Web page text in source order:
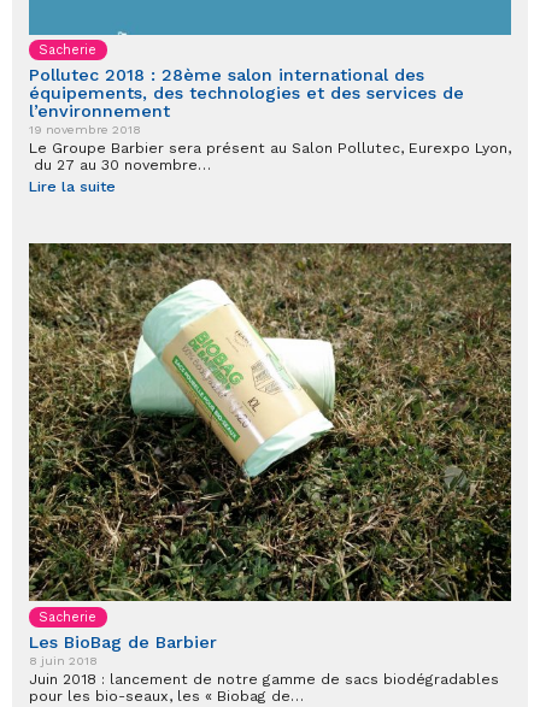
Sacherie
Pollutec 2018 : 28ème salon international des
équipements, des technologies et des services de
l’environnement
19 novembre 2018
Le Groupe Barbier sera présent au Salon Pollutec, Eurexpo Lyon,
du 27 au 30 novembre…
Lire la suite
Sacherie
Les BioBag de Barbier
8 juin 2018
Juin 2018 : lancement de notre gamme de sacs biodégradables
pour les bio-seaux, les « Biobag de…